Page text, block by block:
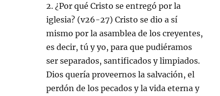
2. ¿Por qué Cristo se entregó por la
iglesia? (v26-27) Cristo se dio a sí
mismo por la asamblea de los creyentes,
es decir, tú y yo, para que pudiéramos
ser separados, santificados y limpiados.
Dios quería proveernos la salvación, el
perdón de los pecados y la vida eterna y